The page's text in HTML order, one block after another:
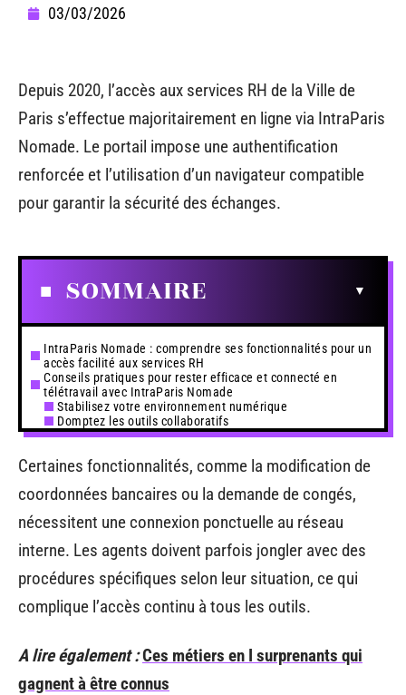
03/03/2026
Depuis 2020, l’accès aux services RH de la Ville de
Paris s’effectue majoritairement en ligne via IntraParis
Nomade. Le portail impose une authentification
renforcée et l’utilisation d’un navigateur compatible
pour garantir la sécurité des échanges.
SOMMAIRE
IntraParis Nomade : comprendre ses fonctionnalités pour un
accès facilité aux services RH
Conseils pratiques pour rester efficace et connecté en
télétravail avec IntraParis Nomade
Stabilisez votre environnement numérique
Domptez les outils collaboratifs
Certaines fonctionnalités, comme la modification de
coordonnées bancaires ou la demande de congés,
nécessitent une connexion ponctuelle au réseau
interne. Les agents doivent parfois jongler avec des
procédures spécifiques selon leur situation, ce qui
complique l’accès continu à tous les outils.
A lire également :Ces métiers en I surprenants qui
gagnent à être connus